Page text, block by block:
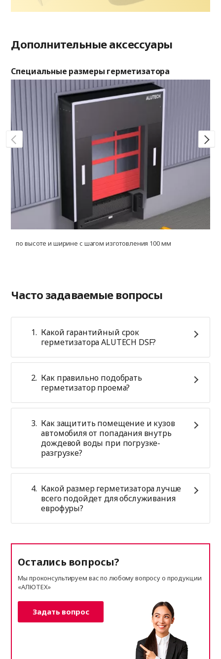
Дополнительные аксессуары
Специальные размеры герметизатора
по высоте и ширине с шагом изготовления 100 мм
Часто задаваемые вопросы
Какой гарантийный срок
герметизатора ALUTECH DSF?
Как правильно подобрать
герметизатор проема?
Как защитить помещение и кузов
автомобиля от попадания внутрь
дождевой воды при погрузке-
разгрузке?
Какой размер герметизатора лучше
всего подойдет для обслуживания
еврофуры?
Остались вопросы?
Мы проконсультируем вас по любому вопросу о продукции
«АЛЮТЕХ»
Задать вопрос